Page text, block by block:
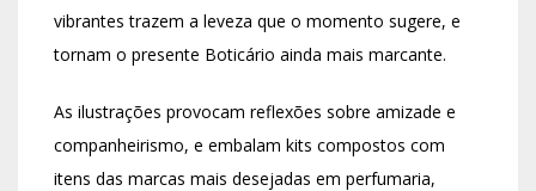
vibrantes trazem a leveza que o momento sugere, e
tornam o presente Boticário ainda mais marcante.
As ilustrações provocam reflexões sobre amizade e
companheirismo, e embalam kits compostos com
itens das marcas mais desejadas em perfumaria,